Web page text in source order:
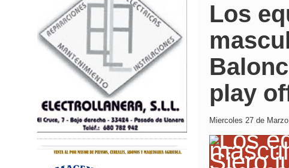
Los
play
Miercoles 27 de